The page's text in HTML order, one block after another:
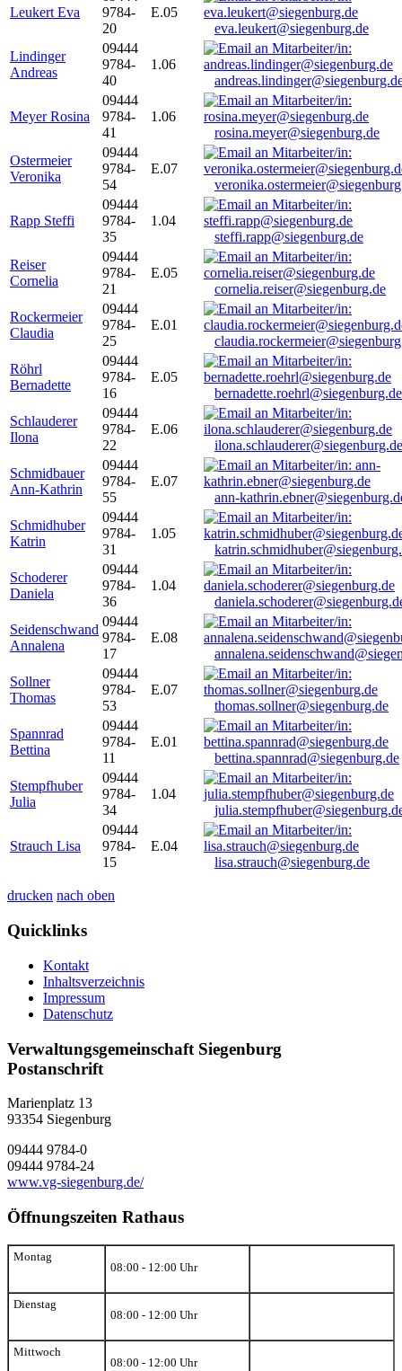
Leukert Eva
9784-
20
E.05
eva.leukert@siegenburg.de
Lindinger
Andreas
09444
9784-
40
1.06
Meyer Rosina
09444
9784-
41
1.06
rosina.meyer@siegenburg.de
Ostermeier
Veronika
09444
9784-
54
E.07
Rapp Steffi
09444
9784-
35
1.04
steffi.rapp@siegenburg.de
Reiser
Cornelia
09444
9784-
21
E.05
cornelia.reiser@siegenburg.de
Rockermeier
Claudia
09444
9784-
25
E.01
Röhrl
Bernadette
09444
9784-
16
E.05
bernadette.roehrl@siegenburg.de
Schlauderer
Ilona
09444
9784-
22
E.06
ilona.schlauderer@siegenburg.de
Schmidbauer
Ann-Kathrin
09444
9784-
55
E.07
ann-
Schmidhuber
Katrin
09444
9784-
31
1.05
Schoderer
Daniela
09444
9784-
36
1.04
Seidenschwand
Annalena
09444
9784-
17
E.08
Sollner
Thomas
09444
9784-
53
E.07
thomas.sollner@siegenburg.de
Spannrad
Bettina
09444
9784-
11
E.01
bettina.spannrad@siegenburg.de
Stempfhuber
Julia
09444
9784-
34
1.04
Strauch Lisa
09444
9784-
15
E.04
lisa.strauch@siegenburg.de
drucken nach oben
Quicklinks
Kontakt
Inhaltsverzeichnis
Impressum
Datenschutz
Verwaltungsgemeinschaft Siegenburg
Postanschrift
Marienplatz 13
93354 Siegenburg
09444 9784-0
09444 9784-24
www.vg-siegenburg.de/
Öffnungszeiten Rathaus
Montag
08:00 - 12:00 Uhr
Dienstag
08:00 - 12:00 Uhr
Mittwoch
08:00 - 12:00 Uhr